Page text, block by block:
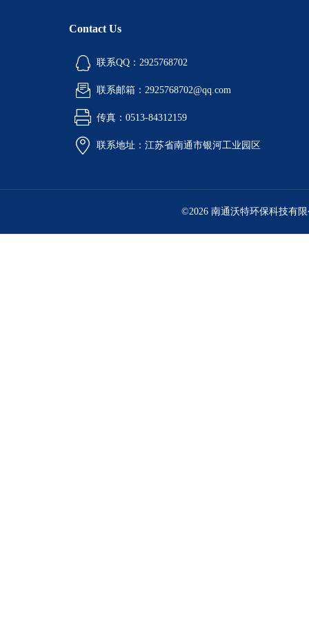
Contact Us
联系QQ：2925768702
联系邮箱：2925768702@qq.com
传真：0513-84312159
联系地址：江苏省南通市银河工业园区
©2026 南通沃特环保科技有